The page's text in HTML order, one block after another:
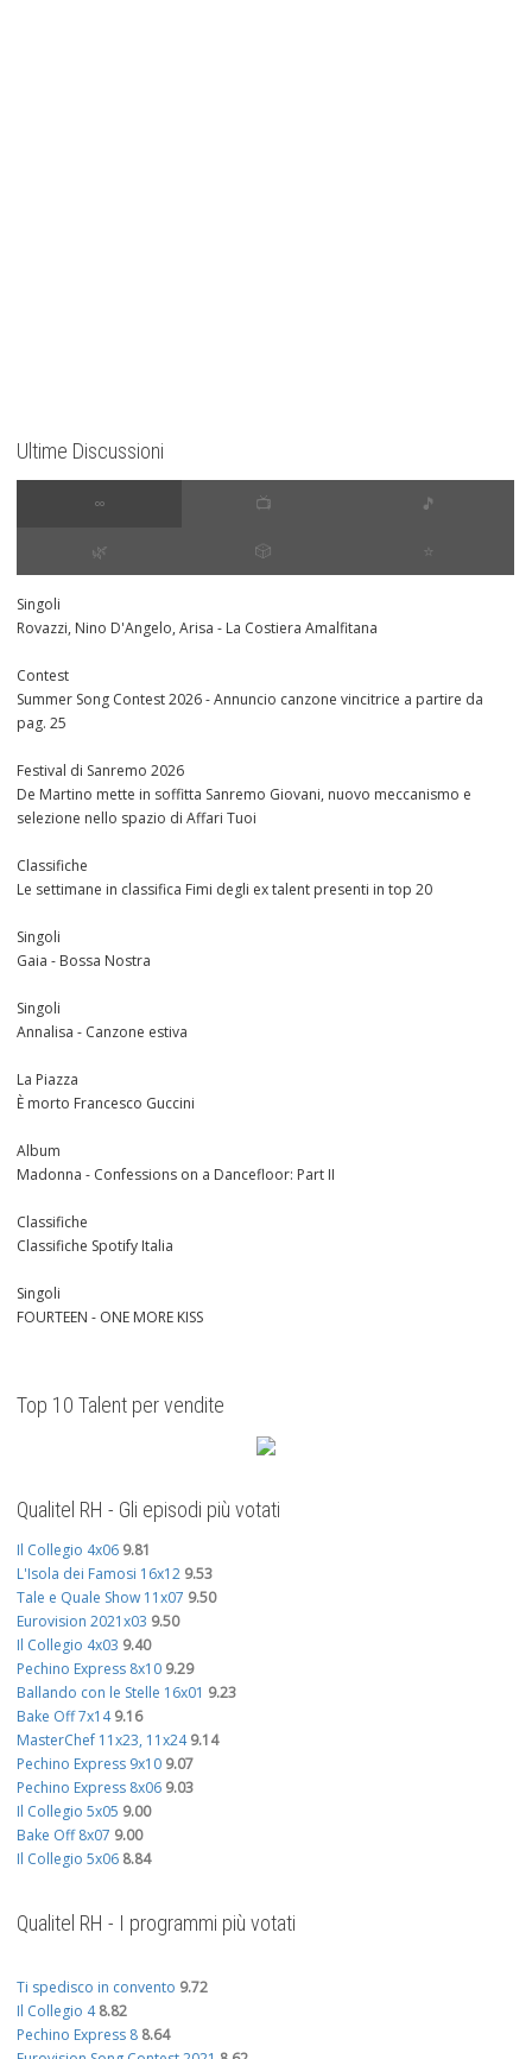
Ultime Discussioni
∞ 📺 🎵
🌿 🎲 ⭐️
Singoli
Rovazzi, Nino D'Angelo, Arisa - La Costiera Amalfitana
Contest
Summer Song Contest 2026 - Annuncio canzone vincitrice a partire da
pag. 25
Festival di Sanremo 2026
De Martino mette in soffitta Sanremo Giovani, nuovo meccanismo e
selezione nello spazio di Affari Tuoi
Classifiche
Le settimane in classifica Fimi degli ex talent presenti in top 20
Singoli
Gaia - Bossa Nostra
Singoli
Annalisa - Canzone estiva
La Piazza
È morto Francesco Guccini
Album
Madonna - Confessions on a Dancefloor: Part II
Classifiche
Classifiche Spotify Italia
Singoli
FOURTEEN - ONE MORE KISS
Top 10 Talent per vendite
Qualitel RH - Gli episodi più votati
Il Collegio 4x06 9.81
L'Isola dei Famosi 16x12 9.53
Tale e Quale Show 11x07 9.50
Eurovision 2021x03 9.50
Il Collegio 4x03 9.40
Pechino Express 8x10 9.29
Ballando con le Stelle 16x01 9.23
Bake Off 7x14 9.16
MasterChef 11x23, 11x24 9.14
Pechino Express 9x10 9.07
Pechino Express 8x06 9.03
Il Collegio 5x05 9.00
Bake Off 8x07 9.00
Il Collegio 5x06 8.84
Qualitel RH - I programmi più votati
Ti spedisco in convento 9.72
Il Collegio 4 8.82
Pechino Express 8 8.64